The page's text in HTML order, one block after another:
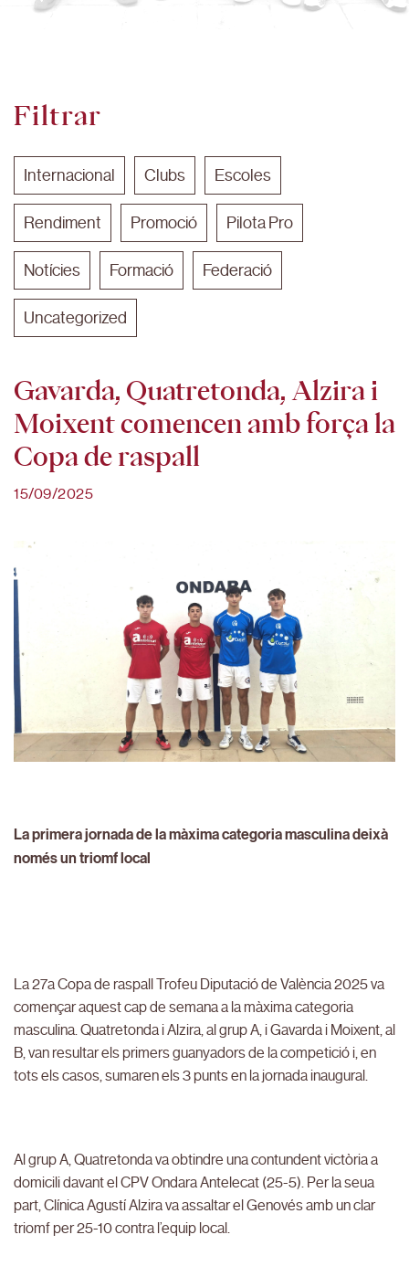
Filtrar
Internacional Clubs Escoles
Rendiment Promoció Pilota Pro
Notícies Formació Federació
Uncategorized
Gavarda, Quatretonda, Alzira i
Moixent comencen amb força la
Copa de raspall
15/09/2025
La primera jornada de la màxima categoria masculina deixà
només un triomf local
La 27a Copa de raspall Trofeu Diputació de València 2025 va
començar aquest cap de semana a la màxima categoria
masculina. Quatretonda i Alzira, al grup A, i Gavarda i Moixent, al
B, van resultar els primers guanyadors de la competició i, en
tots els casos, sumaren els 3 punts en la jornada inaugural.
Al grup A, Quatretonda va obtindre una contundent victòria a
domicili davant el CPV Ondara Antelecat (25-5). Per la seua
part, Clínica Agustí Alzira va assaltar el Genovés amb un clar
triomf per 25-10 contra l’equip local.